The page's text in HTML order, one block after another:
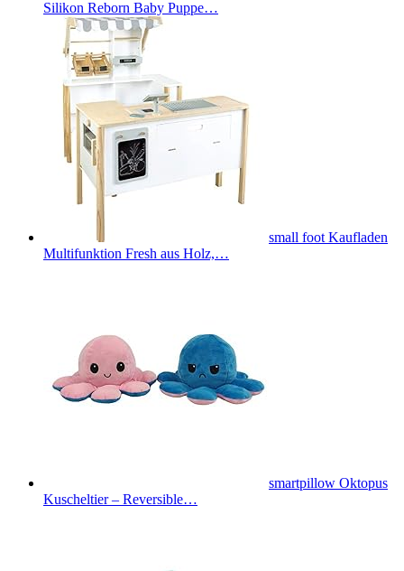
Silikon Reborn Baby Puppe…
small foot Kaufladen
Multifunktion Fresh aus Holz,…
smartpillow Oktopus
Kuscheltier – Reversible…